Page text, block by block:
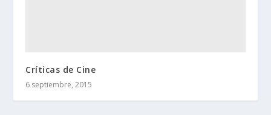
Críticas de Cine
6 septiembre, 2015